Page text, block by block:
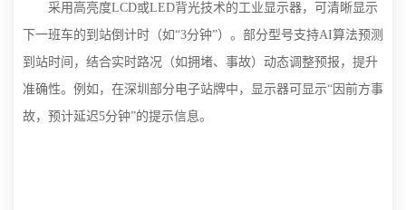
采用高亮度LCD或LED背光技术的工业显示器，可清晰显示
下一班车的到站倒计时（如“3分钟”）。部分型号支持AI算法预测
到站时间，结合实时路况（如拥堵、事故）动态调整预报，提升
准确性。例如，在深圳部分电子站牌中，显示器可显示“因前方事
故，预计延迟5分钟”的提示信息。